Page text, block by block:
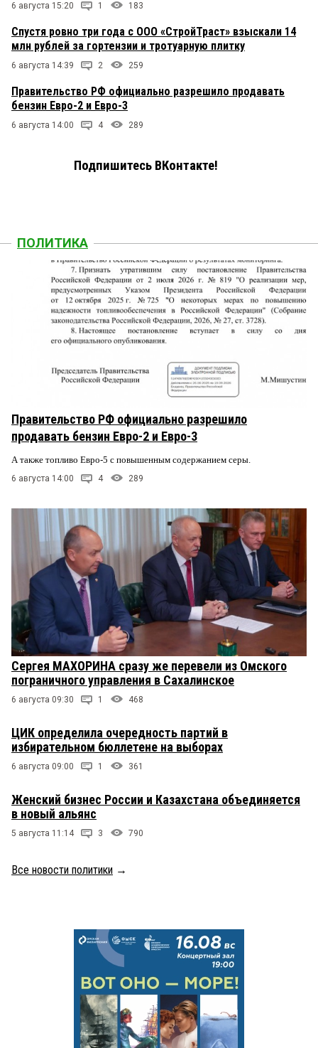
6 августа 15:20 1 183
Спустя ровно три года с ООО «СтройТраст» взыскали 14
млн рублей за гортензии и тротуарную плитку
6 августа 14:39 2 259
Правительство РФ официально разрешило продавать
бензин Евро-2 и Евро-3
6 августа 14:00 4 289
Подпишитесь ВКонтакте!
ПОЛИТИКА
Правительство РФ официально разрешило
продавать бензин Евро-2 и Евро-3
А также топливо Евро-5 с повышенным содержанием серы.
6 августа 14:00 4 289
Сергея МАХОРИНА сразу же перевели из Омского
пограничного управления в Сахалинское
6 августа 09:30 1 468
ЦИК определила очередность партий в
избирательном бюллетене на выборах
6 августа 09:00 1 361
Женский бизнес России и Казахстана объединяется
в новый альянс
5 августа 11:14 3 790
Все новости политики →